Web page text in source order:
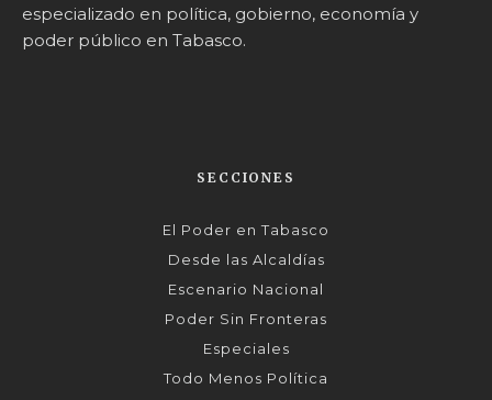
especializado en política, gobierno, economía y
poder público en Tabasco.
SECCIONES
El Poder en Tabasco
Desde las Alcaldías
Escenario Nacional
Poder Sin Fronteras
Especiales
Todo Menos Política